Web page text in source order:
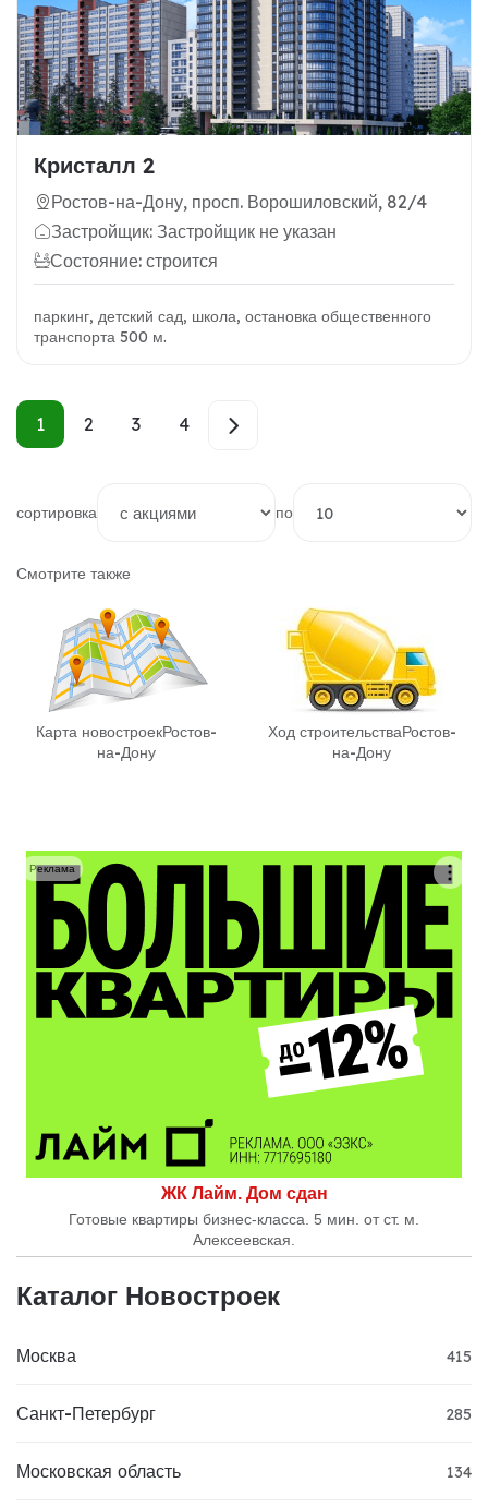
Кристалл 2
Ростов-на-Дону, просп. Ворошиловский, 82/4
Застройщик: Застройщик не указан
Состояние: строится
паркинг, детский сад, школа, остановка общественного
транспорта 500 м.
1 2 3 4
сортировка по
Смотрите также
Карта новостроекРостов-
на-Дону
Ход строительстваРостов-
на-Дону
ЖК Лайм. Дом сдан
Готовые квартиры бизнес-класса. 5 мин. от ст. м.
Алексеевская.
Реклама
Каталог Новостроек
Москва 415
Санкт-Петербург 285
Московская область 134